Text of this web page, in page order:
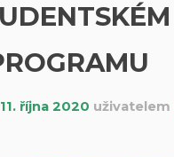
11. října 2020 uživatelem